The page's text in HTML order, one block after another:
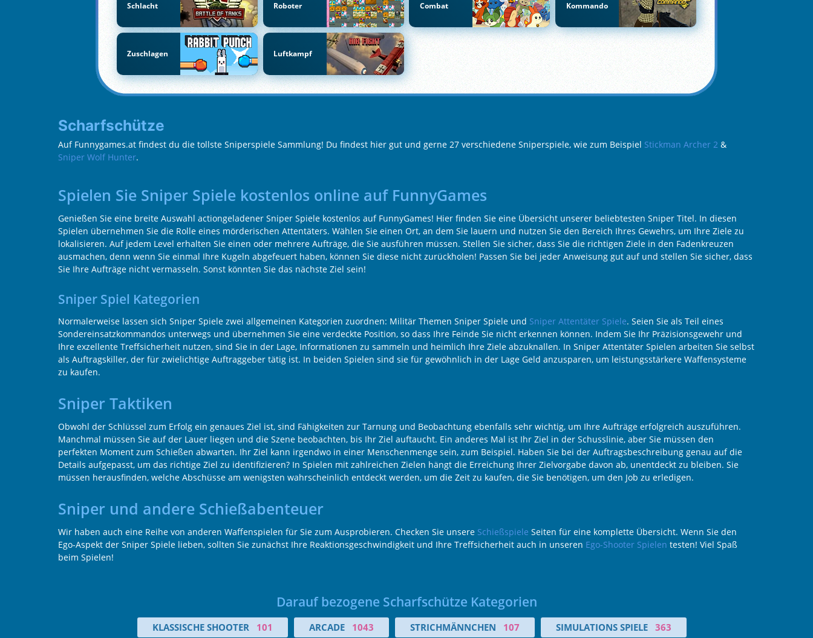
Schlacht Roboter Combat Kommando
Zuschlagen Luftkampf
Scharfschütze
Auf Funnygames.at findest du die tollste Sniperspiele Sammlung! Du findest hier gut und gerne 27 verschiedene Sniperspiele, wie zum Beispiel Stickman Archer 2 &
Sniper Wolf Hunter.
Spielen Sie Sniper Spiele kostenlos online auf FunnyGames
Genießen Sie eine breite Auswahl actiongeladener Sniper Spiele kostenlos auf FunnyGames! Hier finden Sie eine Übersicht unserer beliebtesten Sniper Titel. In diesen
Spielen übernehmen Sie die Rolle eines mörderischen Attentäters. Wählen Sie einen Ort, an dem Sie lauern und nutzen Sie den Bereich Ihres Gewehrs, um Ihre Ziele zu
lokalisieren. Auf jedem Level erhalten Sie einen oder mehrere Aufträge, die Sie ausführen müssen. Stellen Sie sicher, dass Sie die richtigen Ziele in den Fadenkreuzen
ausmachen, denn wenn Sie einmal Ihre Kugeln abgefeuert haben, können Sie diese nicht zurückholen! Passen Sie bei jeder Anweisung gut auf und stellen Sie sicher, dass
Sie Ihre Aufträge nicht vermasseln. Sonst könnten Sie das nächste Ziel sein!
Sniper Spiel Kategorien
Normalerweise lassen sich Sniper Spiele zwei allgemeinen Kategorien zuordnen: Militär Themen Sniper Spiele und Sniper Attentäter Spiele. Seien Sie als Teil eines
Sondereinsatzkommandos unterwegs und übernehmen Sie eine verdeckte Position, so dass Ihre Feinde Sie nicht erkennen können. Indem Sie Ihr Präzisionsgewehr und
Ihre exzellente Treffsicherheit nutzen, sind Sie in der Lage, Informationen zu sammeln und heimlich Ihre Ziele abzuknallen. In Sniper Attentäter Spielen arbeiten Sie selbst
als Auftragskiller, der für zwielichtige Auftraggeber tätig ist. In beiden Spielen sind sie für gewöhnlich in der Lage Geld anzusparen, um leistungsstärkere Waffensysteme
zu kaufen.
Sniper Taktiken
Obwohl der Schlüssel zum Erfolg ein genaues Ziel ist, sind Fähigkeiten zur Tarnung und Beobachtung ebenfalls sehr wichtig, um Ihre Aufträge erfolgreich auszuführen.
Manchmal müssen Sie auf der Lauer liegen und die Szene beobachten, bis Ihr Ziel auftaucht. Ein anderes Mal ist Ihr Ziel in der Schusslinie, aber Sie müssen den
perfekten Moment zum Schießen abwarten. Ihr Ziel kann irgendwo in einer Menschenmenge sein, zum Beispiel. Haben Sie bei der Auftragsbeschreibung genau auf die
Details aufgepasst, um das richtige Ziel zu identifizieren? In Spielen mit zahlreichen Zielen hängt die Erreichung Ihrer Zielvorgabe davon ab, unentdeckt zu bleiben. Sie
müssen herausfinden, welche Abschüsse am wenigsten wahrscheinlich entdeckt werden, um die Zeit zu kaufen, die Sie benötigen, um den Job zu erledigen.
Sniper und andere Schießabenteuer
Wir haben auch eine Reihe von anderen Waffenspielen für Sie zum Ausprobieren. Checken Sie unsere Schießspiele Seiten für eine komplette Übersicht. Wenn Sie den
Ego-Aspekt der Sniper Spiele lieben, sollten Sie zunächst Ihre Reaktionsgeschwindigkeit und Ihre Treffsicherheit auch in unseren Ego-Shooter Spielen testen! Viel Spaß
beim Spielen!
Darauf bezogene Scharfschütze Kategorien
KLASSISCHE SHOOTER 101 ARCADE 1043 STRICHMÄNNCHEN 107 SIMULATIONS SPIELE 363